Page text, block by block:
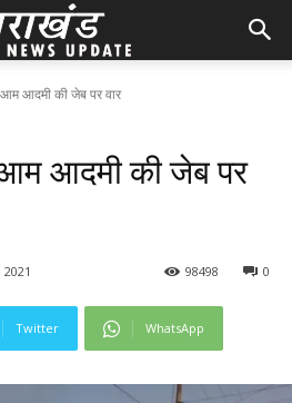
आम आदमी की जेब पर वार
आम आदमी की जेब पर
0
98498
Twitter WhatsApp